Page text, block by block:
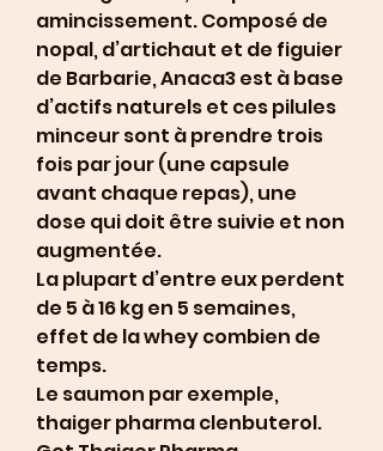
amincissement. Composé de
nopal, d’artichaut et de figuier
de Barbarie, Anaca3 est à base
d’actifs naturels et ces pilules
minceur sont à prendre trois
fois par jour (une capsule
avant chaque repas), une
dose qui doit être suivie et non
augmentée.
La plupart d’entre eux perdent
de 5 à 16 kg en 5 semaines,
effet de la whey combien de
temps.
Le saumon par exemple,
thaiger pharma clenbuterol.